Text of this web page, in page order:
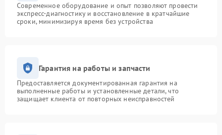
Современное оборудование и опыт позволяют провести
экспресс-диагностику и восстановление в кратчайшие
сроки, минимизируя время без устройства
Гарантия на работы и запчасти
Предоставляется документированная гарантия на
выполненные работы и установленные детали, что
защищает клиента от повторных неисправностей